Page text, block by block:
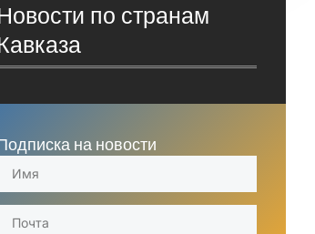
по странам
на новости